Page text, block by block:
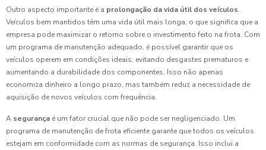
Outro aspecto importante é a prolongação da vida útil dos veículos.
Veículos bem mantidos têm uma vida útil mais longa, o que significa que a
empresa pode maximizar o retorno sobre o investimento feito na frota. Com
um programa de manutenção adequado, é possível garantir que os
veículos operem em condições ideais, evitando desgastes prematuros e
aumentando a durabilidade dos componentes. Isso não apenas
economiza dinheiro a longo prazo, mas também reduz a necessidade de
aquisição de novos veículos com frequência.
A segurança é um fator crucial que não pode ser negligenciado. Um
programa de manutenção de frota eficiente garante que todos os veículos
estejam em conformidade com as normas de segurança. Isso inclui a